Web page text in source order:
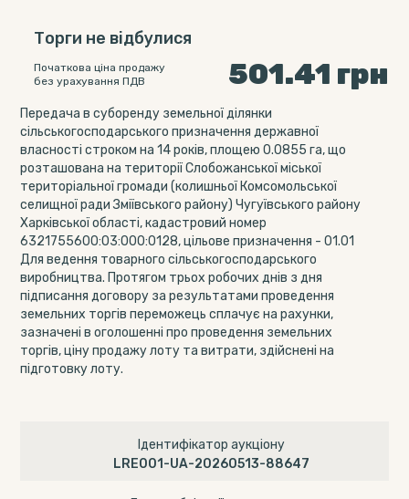
Торги не відбулися
Початкова ціна продажу
без урахування ПДВ
501.41 грн
Передача в суборенду земельної ділянки
сільськогосподарського призначення державної
власності строком на 14 років, площею 0.0855 га, що
розташована на території Слобожанської міської
територіальної громади (колишньої Комсомольської
селищної ради Зміївського району) Чугуївського району
Харківської області, кадастровий номер
6321755600:03:000:0128, цільове призначення - 01.01
Для ведення товарного сільськогосподарського
виробництва. Протягом трьох робочих днів з дня
підписання договору за результатами проведення
земельних торгів переможець сплачує на рахунки,
зазначені в оголошенні про проведення земельних
торгів, ціну продажу лоту та витрати, здійснені на
підготовку лоту.
Ідентифікатор аукціону
LRE001-UA-20260513-88647